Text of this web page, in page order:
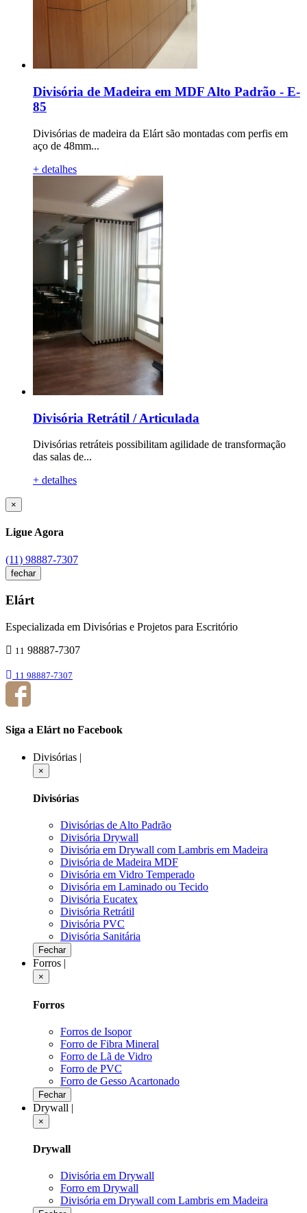
Divisória de Madeira em MDF Alto Padrão - E-
85
Divisórias de madeira da Elárt são montadas com perfis em
aço de 48mm...
+ detalhes
Divisória Retrátil / Articulada
Divisórias retráteis possibilitam agilidade de transformação
das salas de...
+ detalhes
×
Ligue Agora
(11) 98887-7307
fechar
Elárt
Especializada em Divisórias e Projetos para Escritório
11 98887-7307
11 98887-7307
Siga a Elárt no Facebook
Divisórias |
×
Divisórias
Divisórias de Alto Padrão
Divisória Drywall
Divisória em Drywall com Lambris em Madeira
Divisória de Madeira MDF
Divisória em Vidro Temperado
Divisória em Laminado ou Tecido
Divisória Eucatex
Divisória Retrátil
Divisória PVC
Divisória Sanitária
Fechar
Forros |
×
Forros
Forros de Isopor
Forro de Fibra Mineral
Forro de Lã de Vidro
Forro de PVC
Forro de Gesso Acartonado
Fechar
Drywall |
×
Drywall
Divisória em Drywall
Forro em Drywall
Divisória em Drywall com Lambris em Madeira